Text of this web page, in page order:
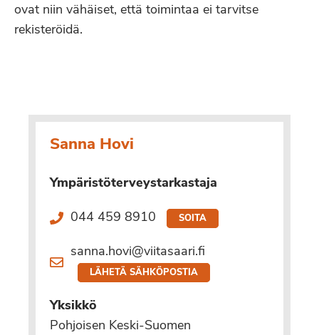
ovat niin vähäiset, että toimintaa ei tarvitse
rekisteröidä.
Sanna Hovi
Ympäristöterveystarkastaja
044 459 8910 SOITA
sanna.hovi@viitasaari.fi
LÄHETÄ SÄHKÖPOSTIA
Yksikkö
Pohjoisen Keski-Suomen